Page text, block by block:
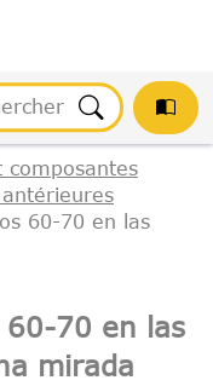
composantes
60-70 en las
60-70 en las
mirada